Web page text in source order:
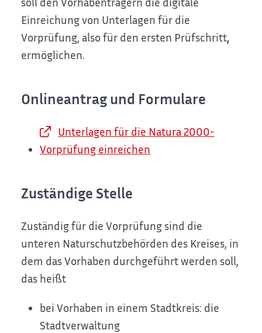
Einreichung von Unterlagen für die
Vorprüfung, also für den ersten Prüfschritt,
ermöglichen.
Onlineantrag und Formulare
Unterlagen für die Natura 2000-
Vorprüfung einreichen
Zuständige Stelle
Zuständig für die Vorprüfung sind die
unteren Naturschutzbehörden des Kreises, in
dem das Vorhaben durchgeführt werden soll,
das heißt
bei Vorhaben in einem Stadtkreis: die
Stadtverwaltung